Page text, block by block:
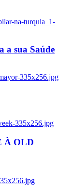
na-turquia_1-
a sua Saúde
335x256.jpg
335x256.jpg
À OLD